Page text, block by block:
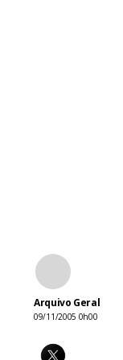
Arquivo Geral
09/11/2005 0h00